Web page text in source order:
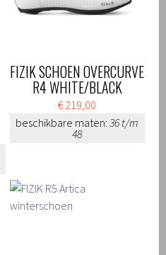
FIZIK SCHOEN OVERCURVE
R4 WHITE/BLACK
€ 219,00
beschikbare maten: 36 t/m
48